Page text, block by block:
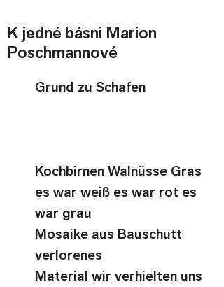
K jedné básni Marion
Poschmannové
Grund zu Schafen
Kochbirnen Walnüsse Gras
es war weiß es war rot es
war grau
Mosaike aus Bauschutt
verlorenes
Material wir verhielten uns